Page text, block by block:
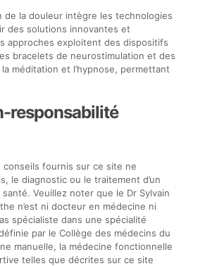
de la douleur intègre les technologies
des solutions innovantes et
approches exploitent des dispositifs
bracelets de neurostimulation et des
méditation et l’hypnose, permettant
responsabilité
conseils fournis sur ce site ne
le diagnostic ou le traitement d’un
Veuillez noter que le Dr Sylvain
n’est ni docteur en médecine ni
spécialiste dans une spécialité
par le Collège des médecins du
manuelle, la médecine fonctionnelle
telles que décrites sur ce site